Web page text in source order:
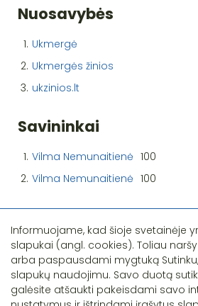
Nuosavybės
1. Ukmergė
2. Ukmergės žinios
3. ukzinios.lt
Savininkai
1. Vilma Nemunaitienė 100
2. Vilma Nemunaitienė 100
Pastebėjote
Informuojame, kad šioje svetainėje
slapukai (angl. cookies). Toliau
arba paspausdami mygtuką
slapukų naudojimu. Savo duotą
galėsite atšaukti pakeisdami savo